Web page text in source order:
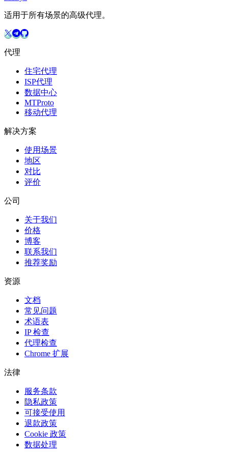
适用于所有场景的高级代理。
代理
住宅代理
ISP代理
数据中心
MTProto
移动代理
解决方案
使用场景
地区
对比
评价
公司
关于我们
价格
博客
联系我们
推荐奖励
资源
文档
常见问题
术语表
IP 检查
代理检查
Chrome 扩展
法律
服务条款
隐私政策
可接受使用
退款政策
Cookie 政策
数据处理